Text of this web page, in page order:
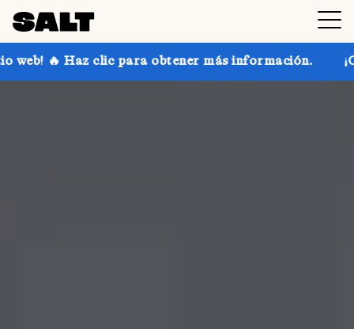
obtener más información. ¡Consigue hasta un